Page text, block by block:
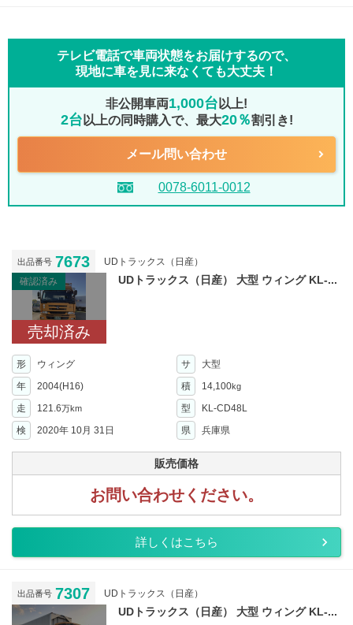
テレビ電話で車両状態をお届けするので、
現地に車を見に来なくても大丈夫！
非公開車両1,000台 以上!
2台 以上の同時購入で、最大20％割引き!
メール問い合わせ
0078-6011-0012
出品番号 7673
UDトラックス（日産）
確認済み
売却済み
UDトラックス（日産） 大型 ウィング KL-...
形 ウィング サ
大型
年
2004(H16) 積 14,100kg
走 121.6万km 型
KL-CD48L
検
2020年 10月 31日 県 兵庫県
販売価格
お問い合わせください。
詳しくはこちら
出品番号 7307 UDトラックス（日産）
UDトラックス（日産） 大型 ウィング KL-...